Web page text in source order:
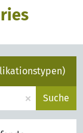
× Suche